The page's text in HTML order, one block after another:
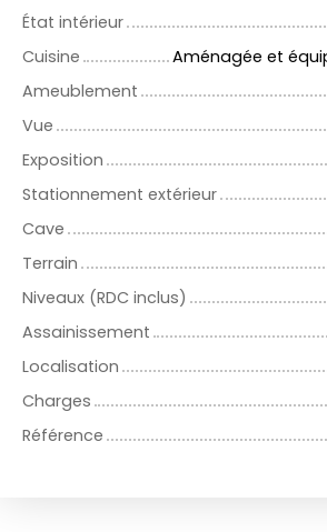
État intérieur
Cuisine
Aménagée et
Ameublement
Vue
Exposition
Stationnement extérieur
Cave
Terrain
Niveaux (RDC inclus)
Assainissement
Localisation
Charges
Référence